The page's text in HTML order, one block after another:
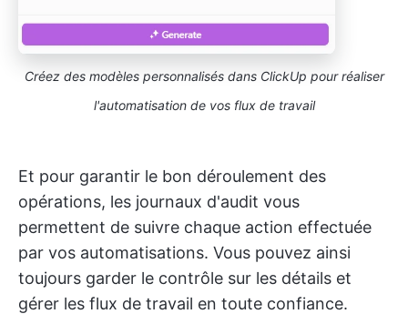
Créez des modèles personnalisés dans ClickUp pour réaliser
l'automatisation de vos flux de travail
Et pour garantir le bon déroulement des
opérations, les journaux d'audit vous
permettent de suivre chaque action effectuée
par vos automatisations. Vous pouvez ainsi
toujours garder le contrôle sur les détails et
gérer les flux de travail en toute confiance.